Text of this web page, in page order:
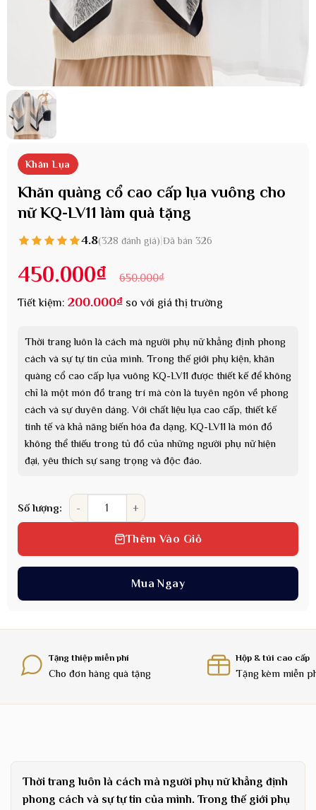
Khăn Lụa
Khăn quàng cổ cao cấp lụa vuông cho
nữ KQ-LV11 làm quà tặng
4.8(328 đánh giá)|Đã bán 326
450.000₫ 650.000₫
Tiết kiệm: 200.000₫so với giá thị trường
Thời trang luôn là cách mà người phụ nữ khẳng định phong
cách và sự tự tin của mình. Trong thế giới phụ kiện, khăn
quàng cổ cao cấp lụa vuông KQ-LV11 được thiết kế để không
chỉ là một món đồ trang trí mà còn là tuyên ngôn về phong
cách và sự duyên dáng. Với chất liệu lụa cao cấp, thiết kế
tinh tế và khả năng biến hóa đa dạng, KQ-LV11 là món đồ
không thể thiếu trong tủ đồ của những người phụ nữ hiện
đại, yêu thích sự sang trọng và độc đáo.
Số lượng:
Khăn quàng cổ cao cấp lụa vuông cho nữ KQ-LV11
Thêm Vào Giỏ
Mua Ngay
Tặng thiệp miễn phí
Cho đơn hàng quà tặng
Hộp & túi cao cấp
Tặng kèm miễn
Thời trang luôn là cách mà người phụ nữ khẳng định
phong cách và sự tự tin của mình. Trong thế giới phụ